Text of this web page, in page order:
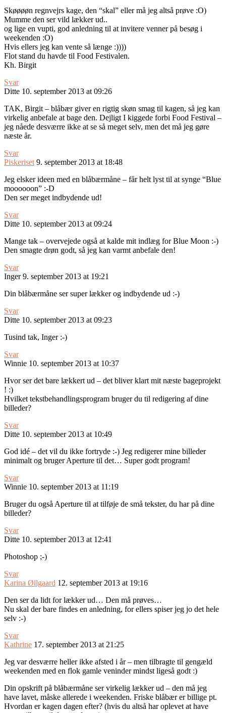
Skøøøøn regnvejrs kage, den “skal” eller må jeg altså prøve :O)
Mumme den ser vild lækker ud..
og lige en vupti, god anledning til at invitere venner på besøg i
weekenden :O)
Hvis ellers jeg kan vente så længe :))))
Flot stand du havde til Food Festivalen.
Kh. Birgit
Svar
Ditte 10. september 2013 at 09:26
TAK, Birgit – blåbær giver en rigtig skøn smag til kagen, så jeg kan
virkelig anbefale at bage den. Dejligt I kiggede forbi Food Festival –
jeg nåede desværre ikke at se så meget selv, men det må jeg gøre
næste år.
Svar
Piskeriset 9. september 2013 at 18:48
Jeg elsker ideen med en blåbærmåne – får helt lyst til at synge “Blue
moooooon” :-D
Den ser meget indbydende ud!
Svar
Ditte 10. september 2013 at 09:24
Mange tak – overvejede også at kalde mit indlæg for Blue Moon :-)
Den smagte drøn godt, så jeg kan varmt anbefale den!
Svar
Inger 9. september 2013 at 19:21
Din blåbærmåne ser super lækker og indbydende ud :-)
Svar
Ditte 10. september 2013 at 09:23
Tusind tak, Inger :-)
Svar
Winnie 10. september 2013 at 10:37
Hvor ser det bare lækkert ud – det bliver klart mit næste bageprojekt
! :)
Hvilket tekstbehandlingsprogram bruger du til redigering af dine
billeder?
Svar
Ditte 10. september 2013 at 10:49
God idé – det vil du ikke fortryde :-) Jeg redigerer mine billeder
minimalt og bruger Aperture til det… Super godt program!
Svar
Winnie 10. september 2013 at 11:19
Bruger du også Aperture til at tilføje de små tekster, du har på dine
billeder?
Svar
Ditte 10. september 2013 at 12:41
Photoshop ;-)
Svar
Karina Øllgaard 12. september 2013 at 19:16
Den ser da lidt for lækker ud… Den må prøves…
Nu skal der bare findes en anledning, for ellers spiser jeg jo det hele
selv :-)
Svar
Kathrine 17. september 2013 at 21:25
Jeg var desværre heller ikke afsted i år – men tilbragte til gengæld
weekenden med en flok gamle veninder mindst ligeså godt :)
Din opskrift på blåbærmåne ser virkelig lækker ud – den må jeg
have lavet, måske allerede i weekenden. Friske blåbær er billige pt.
Hvordan er kagen dagen efter? (hvis du altså har oplevet at have